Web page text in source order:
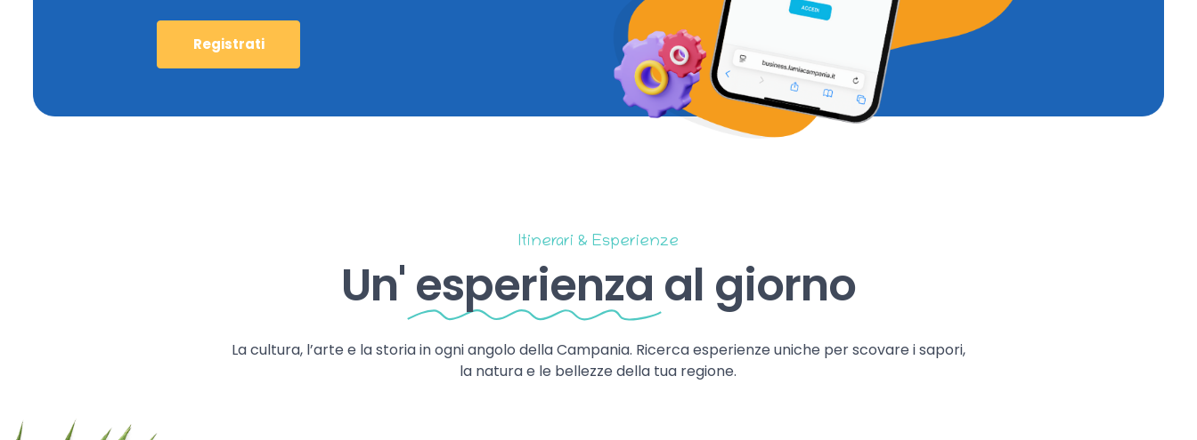
Registrati
Itinerari & Esperienze
Un' esperienza al giorno
La cultura, l’arte e la storia in ogni angolo della Campania. Ricerca esperienze uniche per scovare i sapori,
la natura e le bellezze della tua regione.